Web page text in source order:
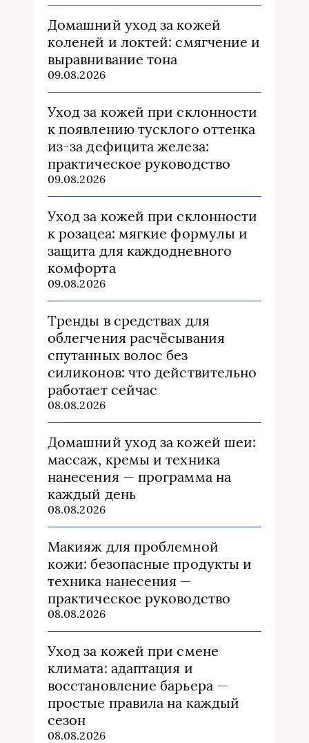
Домашний уход за кожей
коленей и локтей: смягчение и
выравнивание тона
09.08.2026
Уход за кожей при склонности
к появлению тусклого оттенка
из‑за дефицита железа:
практическое руководство
09.08.2026
Уход за кожей при склонности
к розацеа: мягкие формулы и
защита для каждодневного
комфорта
09.08.2026
Тренды в средствах для
облегчения расчёсывания
спутанных волос без
силиконов: что действительно
работает сейчас
08.08.2026
Домашний уход за кожей шеи:
массаж, кремы и техника
нанесения — программа на
каждый день
08.08.2026
Макияж для проблемной
кожи: безопасные продукты и
техника нанесения —
практическое руководство
08.08.2026
Уход за кожей при смене
климата: адаптация и
восстановление барьера —
простые правила на каждый
сезон
08.08.2026